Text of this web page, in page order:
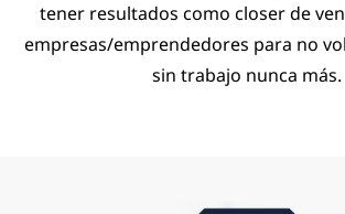
tener resultados como closer de
empresas/emprendedores para no
sin trabajo nunca más.